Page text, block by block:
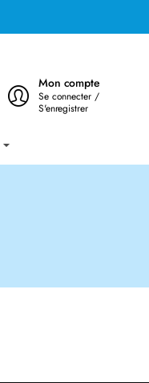
Mon compte
Se connecter /
S'enregistrer